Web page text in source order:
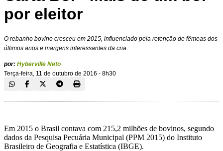
por eleitor
O rebanho bovino cresceu em 2015, influenciado pela retenção de fêmeas dos
últimos anos e margens interessantes da cria.
por: Hyberville Neto
Terça-feira, 11 de outubro de 2016 - 8h30
Em 2015 o Brasil contava com 215,2 milhões de bovinos, segundo
dados da Pesquisa Pecuária Municipal (PPM 2015) do Instituto
Brasileiro de Geografia e Estatística (IBGE).